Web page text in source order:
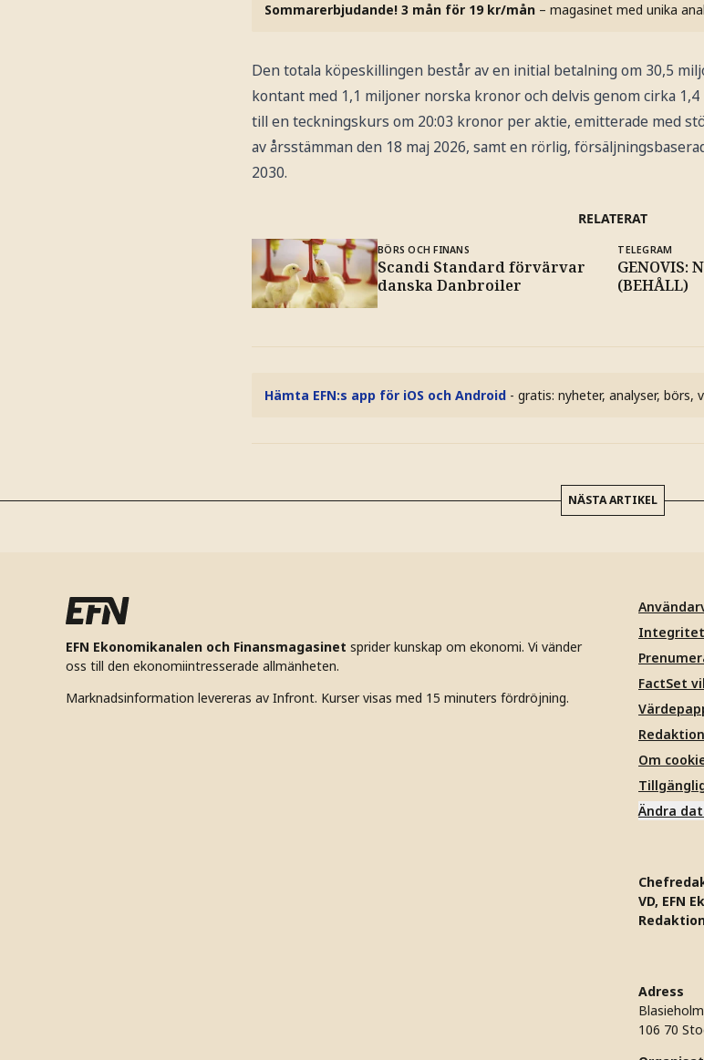
Sommarerbjudande! 3 mån för 19 kr/mån – magasinet med unika
Den totala köpeskillingen består av en initial betalning om 30,5
kontant med 1,1 miljoner norska kronor och delvis genom cirka
till en teckningskurs om 20:03 kronor per aktie, emitterade med
av årsstämman den 18 maj 2026, samt en rörlig,
2030.
RELATERAT
BÖRS OCH FINANS
Scandi Standard förvärvar
danska Danbroiler
TELEGRAM
GENOVIS:
(BEHÅLL)
Hämta EFN:s app för iOS och Android - gratis: nyheter, analyser, börs,
NÄSTA ARTIKEL
EFN Ekonomikanalen och Finansmagasinet sprider kunskap om ekonomi. Vi vänder
oss till den ekonomiintresserade allmänheten.
Marknadsinformation levereras av Infront. Kurser visas med 15 minuters fördröjning.
FactSet
Om
Ändra
VD, EFN
Adress
106 70